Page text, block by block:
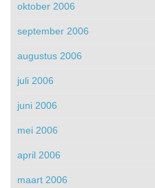
oktober 2006
september 2006
augustus 2006
juli 2006
juni 2006
mei 2006
april 2006
maart 2006